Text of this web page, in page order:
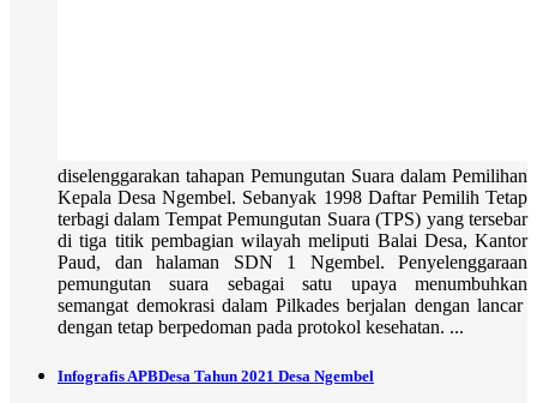
diselenggarakan tahapan Pemungutan Suara dalam Pemilihan
Kepala Desa Ngembel. Sebanyak 1998 Daftar Pemilih Tetap
terbagi dalam Tempat Pemungutan Suara (TPS) yang tersebar
di tiga titik pembagian wilayah meliputi Balai Desa, Kantor
Paud, dan halaman SDN 1 Ngembel. Penyelenggaraan
pemungutan suara sebagai satu upaya menumbuhkan
semangat demokrasi dalam Pilkades berjalan dengan lancar
dengan tetap berpedoman pada protokol kesehatan. ...
Infografis APBDesa Tahun 2021 Desa Ngembel